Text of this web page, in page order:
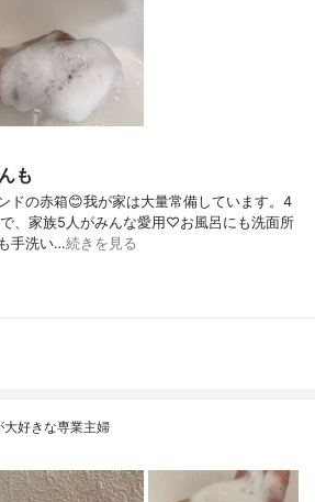
も
ドの赤箱😊我が家は大量常備しています。4
、家族5人がみんな愛用♡お風呂にも洗面所
手洗い…続きを見る
大好きな専業主婦